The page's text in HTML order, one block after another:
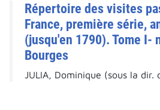
Répertoire des visites
France, première série,
(jusqu'en 1790). Tome I-
Bourges
JULIA, Dominique (sous la dir.